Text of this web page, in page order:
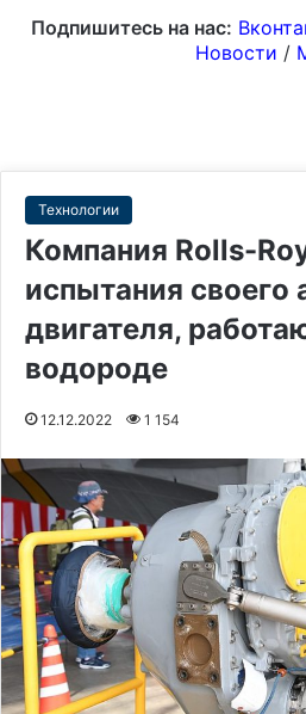
Подпишитесь на нас:
Новости /